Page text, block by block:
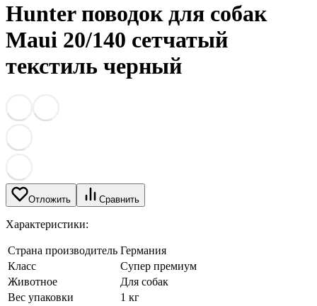
Hunter поводок для собак
Maui 20/140 сетчатый
текстиль черный
Отложить Сравнить
Характеристики:
Страна производитель Германия
Класс
Супер премиум
Животное
Для собак
Вес упаковки
1 кг